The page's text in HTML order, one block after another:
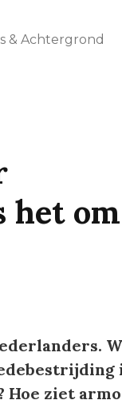
& Achtergrond
het
Hoe ziet